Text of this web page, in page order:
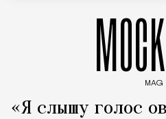
MAG
«Я слышу голос